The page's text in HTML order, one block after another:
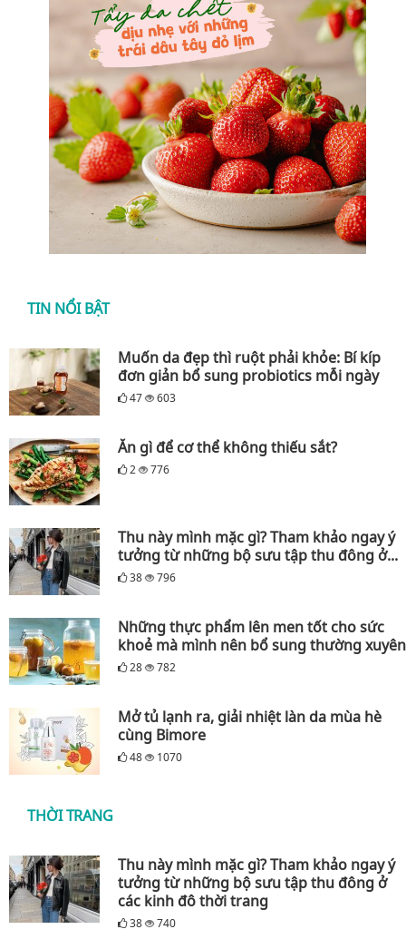
TIN NỔI BẬT
Muốn da đẹp thì ruột phải khỏe: Bí kíp
đơn giản bổ sung probiotics mỗi ngày
47 603
Ăn gì để cơ thể không thiếu sắt?
2 776
Thu này mình mặc gì? Tham khảo ngay ý
tưởng từ những bộ sưu tập thu đông ở...
38 796
Những thực phẩm lên men tốt cho sức
khoẻ mà mình nên bổ sung thường xuyên
28 782
Mở tủ lạnh ra, giải nhiệt làn da mùa hè
cùng Bimore
48 1070
THỜI TRANG
Thu này mình mặc gì? Tham khảo ngay ý
tưởng từ những bộ sưu tập thu đông ở
các kinh đô thời trang
38 740